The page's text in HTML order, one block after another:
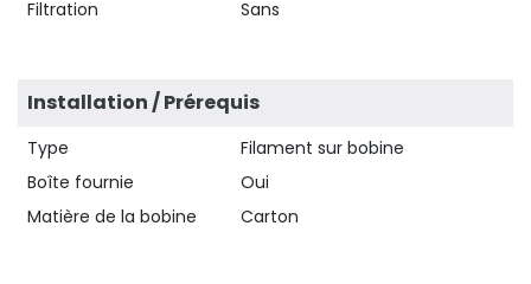
Filtration Sans
Installation / Prérequis
Type
Filament sur bobine
Boîte fournie
Oui
Matière de la bobine
Carton